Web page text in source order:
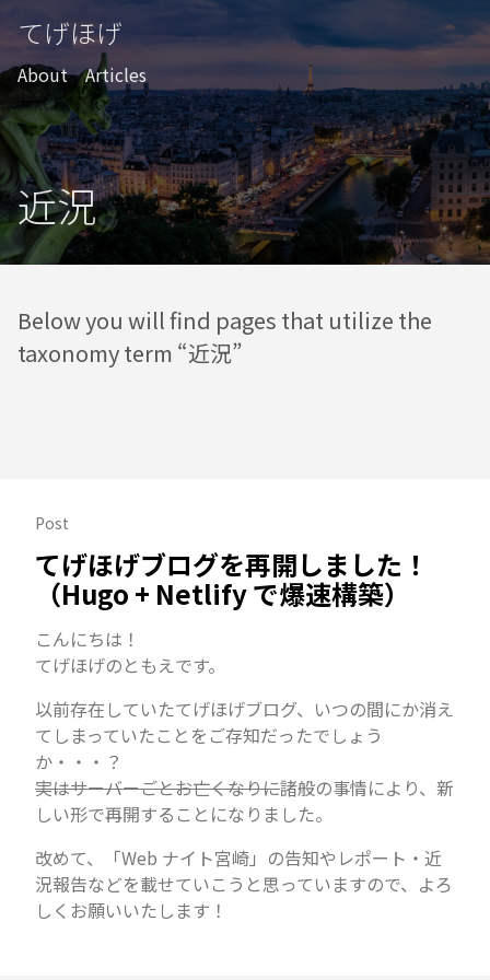
てげほげ
About Articles
近況
Below you will find pages that utilize the
taxonomy term “近況”
Post
てげほげブログを再開しました！
（Hugo + Netlify で爆速構築）
こんにちは！
てげほげのともえです。
以前存在していたてげほげブログ、いつの間にか消え
てしまっていたことをご存知だったでしょう
か・・・？
実はサーバーごとお亡くなりに諸般の事情により、新
しい形で再開することになりました。
改めて、「Web ナイト宮崎」の告知やレポート・近
況報告などを載せていこうと思っていますので、よろ
しくお願いいたします！